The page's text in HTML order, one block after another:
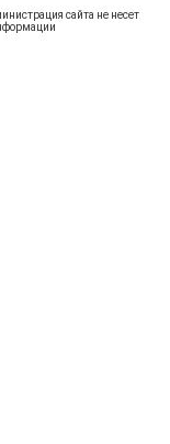
сайта не несет